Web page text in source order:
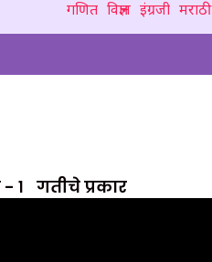
गणित विज्ञान इंग्रजी मराठी
१ गतीचे प्रकार